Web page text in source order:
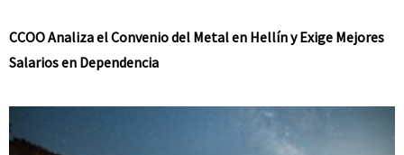
CCOO Analiza el Convenio del Metal en Hellín y Exige Mejores
Salarios en Dependencia